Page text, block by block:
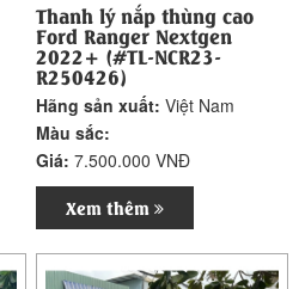
Thanh lý nắp thùng cao
Ford Ranger Nextgen
2022+ (#TL-NCR23-
R250426)
Hãng sản xuất:Việt Nam
Màu sắc:
Giá:7.500.000 VNĐ
Xem thêm